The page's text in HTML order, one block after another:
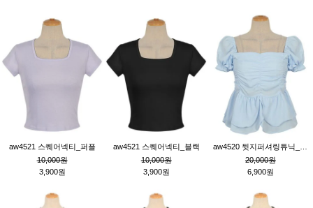
aw4521 스퀘어넥티_퍼플
10,000원
3,900원
aw4521 스퀘어넥티_블랙
10,000원
3,900원
20,000원
6,900원